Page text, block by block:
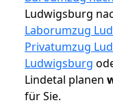
Ludwigsburg
Laborumzug
Privatumzug
Ludwigsburg
Lindetal planen
für Sie.